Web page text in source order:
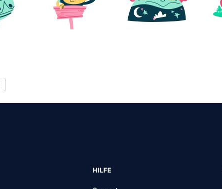
HILFE